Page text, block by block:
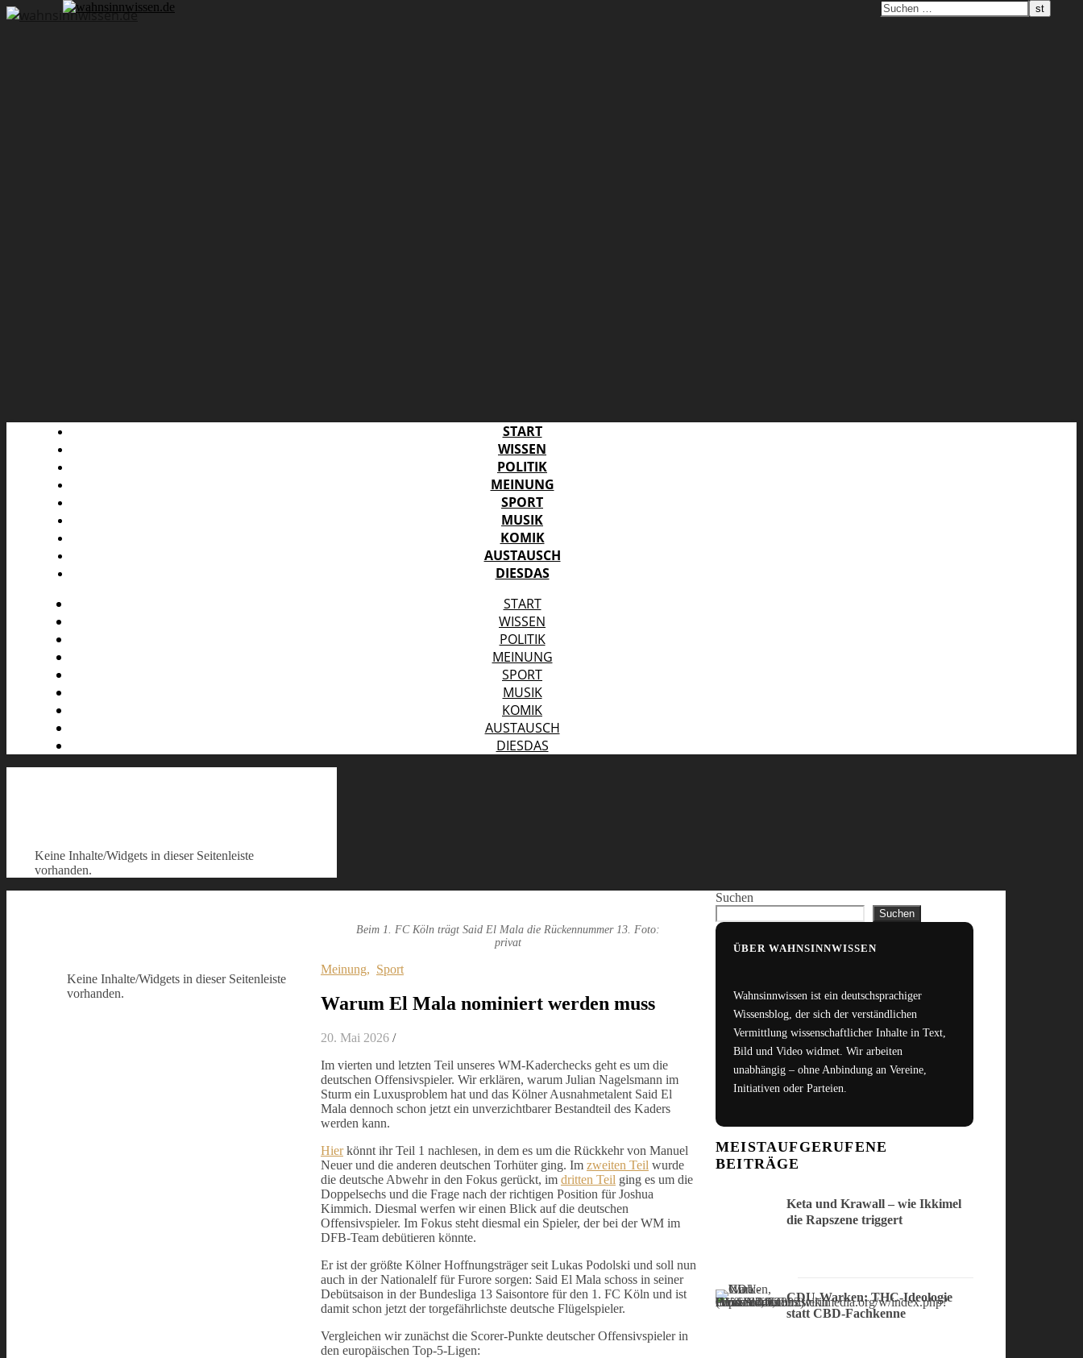
START
WISSEN
POLITIK
MEINUNG
SPORT
MUSIK
KOMIK
AUSTAUSCH
DIESDAS
START
WISSEN
POLITIK
MEINUNG
SPORT
MUSIK
KOMIK
AUSTAUSCH
DIESDAS
Keine Inhalte/Widgets in dieser Seitenleiste
vorhanden.
Keine Inhalte/Widgets in dieser Seitenleiste
vorhanden.
Beim 1. FC Köln trägt Said El Mala die Rückennummer 13. Foto:
privat
Meinung, Sport
Warum El Mala nominiert werden muss
20. Mai 2026 /
Im vierten und letzten Teil unseres WM-Kaderchecks geht es um die
deutschen Offensivspieler. Wir erklären, warum Julian Nagelsmann im
Sturm ein Luxusproblem hat und das Kölner Ausnahmetalent Said El
Mala dennoch schon jetzt ein unverzichtbarer Bestandteil des Kaders
werden kann.
Hierkönnt ihr Teil 1 nachlesen, in dem es um die Rückkehr von Manuel
Neuer und die anderen deutschen Torhüter ging. Im zweiten Teil wurde
die deutsche Abwehr in den Fokus gerückt, im dritten Teil ging es um die
Doppelsechs und die Frage nach der richtigen Position für Joshua
Kimmich. Diesmal werfen wir einen Blick auf die deutschen
Offensivspieler. Im Fokus steht diesmal ein Spieler, der bei der WM im
DFB-Team debütieren könnte.
Er ist der größte Kölner Hoffnungsträger seit Lukas Podolski und soll nun
auch in der Nationalelf für Furore sorgen: Said El Mala schoss in seiner
Debütsaison in der Bundesliga 13 Saisontore für den 1. FC Köln und ist
damit schon jetzt der torgefährlichste deutsche Flügelspieler.
Vergleichen wir zunächst die Scorer-Punkte deutscher Offensivspieler in
den europäischen Top-5-Ligen:
Suchen
Suchen
ÜBER WAHNSINNWISSEN
Wahnsinnwissen ist ein deutschsprachiger
Wissensblog, der sich der verständlichen
Vermittlung wissenschaftlicher Inhalte in Text,
Bild und Video widmet. Wir arbeiten
unabhängig – ohne Anbindung an Vereine,
Initiativen oder Parteien.
MEISTAUFGERUFENE
BEITRÄGE
Keta und Krawall – wie Ikkimel
die Rapszene triggert
CDU-Warken: THC-Ideologie
statt CBD-Fachkenne